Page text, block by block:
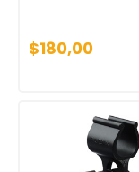
$180,00